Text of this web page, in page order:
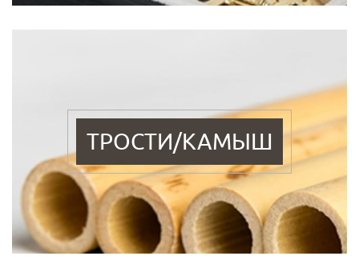
ТРОСТИ/КАМЫШ